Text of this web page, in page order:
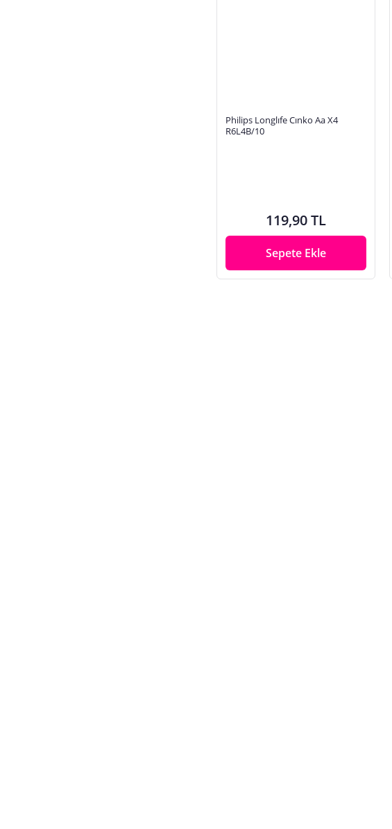
Philips Longlıfe Cınko Aa X4
R6L4B/10
119,90 TL
Sepete Ekle